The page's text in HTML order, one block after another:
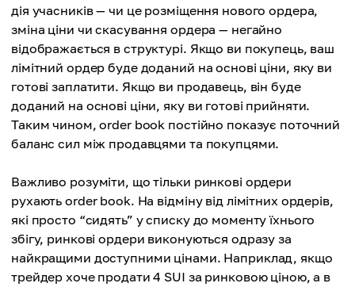
дія учасників — чи це розміщення нового ордера,
зміна ціни чи скасування ордера — негайно
відображається в структурі. Якщо ви покупець, ваш
лімітний ордер буде доданий на основі ціни, яку ви
готові заплатити. Якщо ви продавець, він буде
доданий на основі ціни, яку ви готові прийняти.
Таким чином, order book постійно показує поточний
баланс сил між продавцями та покупцями.
Важливо розуміти, що тільки ринкові ордери
рухають order book. На відміну від лімітних ордерів,
які просто “сидять” у списку до моменту їхнього
збігу, ринкові ордери виконуються одразу за
найкращими доступними цінами. Наприклад, якщо
трейдер хоче продати 4 SUI за ринковою ціною, а в